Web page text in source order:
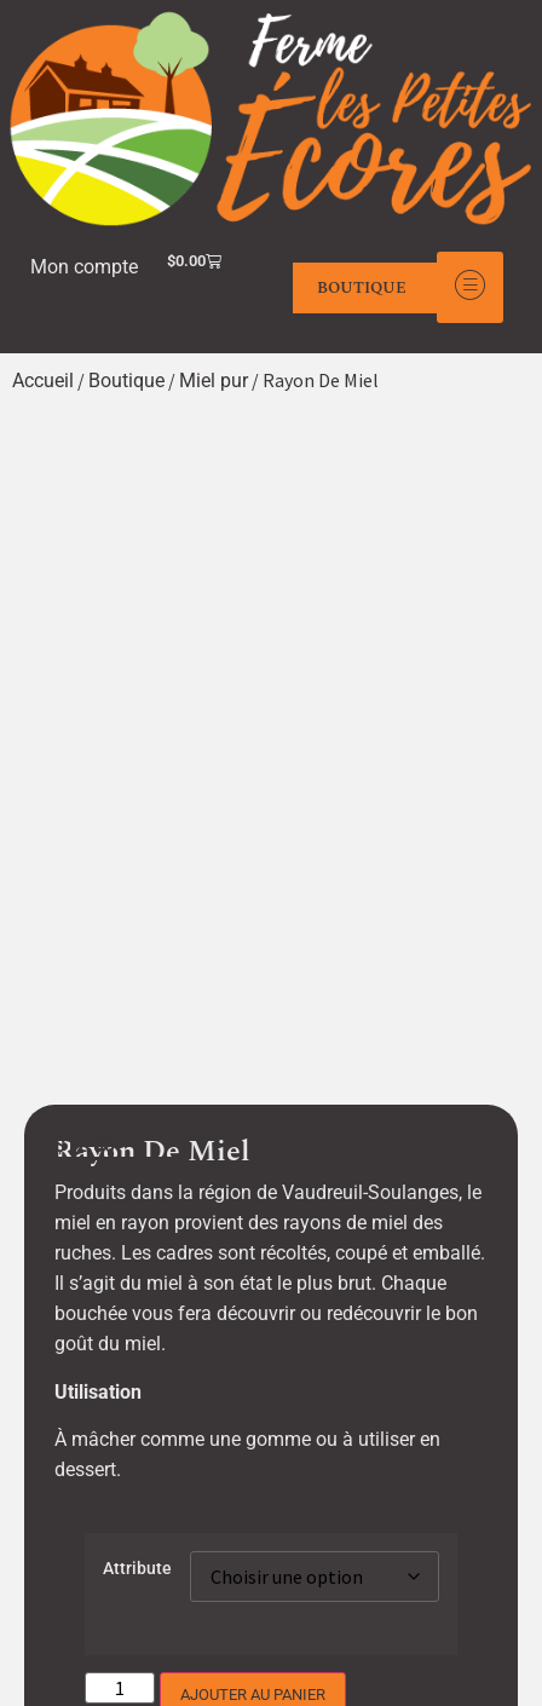
Mon compte $0.00
BOUTIQUE
Accueil / Boutique / Miel pur/ Rayon De Miel
Rayon De Miel
$12.00
Produits dans la région de Vaudreuil-Soulanges, le
miel en rayon provient des rayons de miel des
ruches. Les cadres sont récoltés, coupé et emballé.
Il s’agit du miel à son état le plus brut. Chaque
bouchée vous fera découvrir ou redécouvrir le bon
goût du miel.
Utilisation
À mâcher comme une gomme ou à utiliser en
dessert.
Attribute
AJOUTER AU PANIER